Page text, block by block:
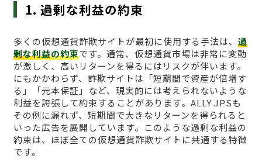
1. 過剰な利益の約束
多くの仮想通貨詐欺サイトが最初に使用する手法は、 過
剰な利益の約束です。通常、仮想通貨市場は非常に変動
が激しく、高いリターンを得るにはリスクが伴います。
にもかかわらず、詐欺サイトは「短期間で資産が倍増す
る」「元本保証」など、現実的には考えられないような
利益を誇張して約束することがあります。ALLY JPSも
その例に漏れず、短期間で大きなリターンを得られると
いった広告を展開しています。このような過剰な利益の
約束は、ほぼ全ての仮想通貨詐欺サイトに共通する特徴
です。